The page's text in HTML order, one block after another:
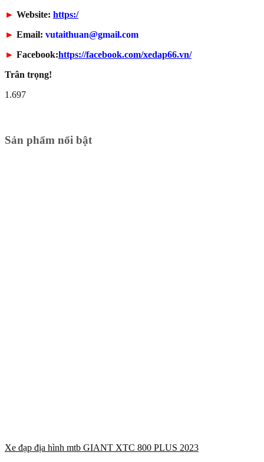
► Website: https:/
► Email: vutaithuan@gmail.com
► Facebook:https://facebook.com/xedap66.vn/
Trân trọng!
1.697
Sản phẩm nổi bật
Xe đạp địa hình mtb GIANT XTC 800 PLUS 2023